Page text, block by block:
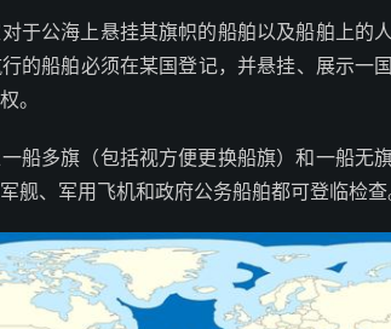
于公海上悬挂其旗帜的船舶以及船舶上的
的船舶必须在某国登记，并悬挂、展示一
。
船多旗（包括视方便更换船旗）和一船无
舰、军用飞机和政府公务船舶都可登临检查